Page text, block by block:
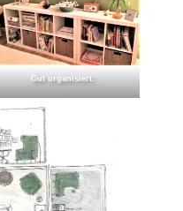
Gut organisiert.